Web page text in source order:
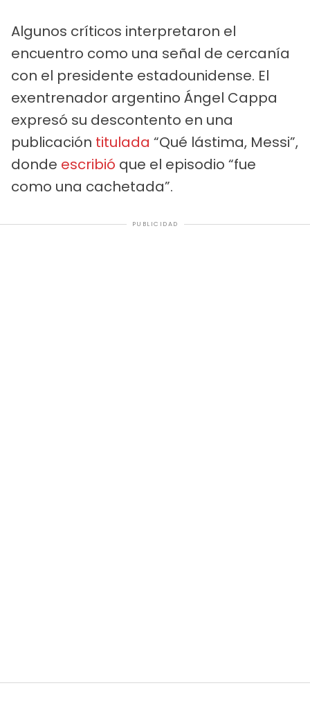
Algunos críticos interpretaron el
encuentro como una señal de cercanía
con el presidente estadounidense. El
exentrenador argentino Ángel Cappa
expresó su descontento en una
publicación titulada “Qué lástima, Messi”,
donde escribió que el episodio “fue
como una cachetada”.
PUBLICIDAD